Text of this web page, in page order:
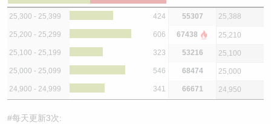
25,300 - 25,399 424 55307 25,388
25,200 - 25,299 606 67438 25,210
25,100 - 25,199 323 53216 25,100
25,000 - 25,099 546 68474 25,000
24,900 - 24,999 341 66671 24,950
#每天更新3次: